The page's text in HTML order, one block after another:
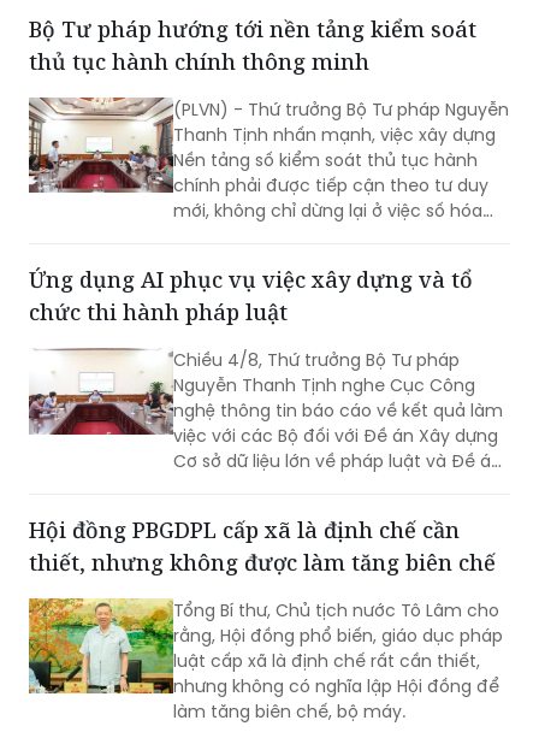
Bộ Tư pháp hướng tới nền tảng kiểm soát
thủ tục hành chính thông minh
(PLVN) - Thứ trưởng Bộ Tư pháp Nguyễn
Thanh Tịnh nhấn mạnh, việc xây dựng
Nền tảng số kiểm soát thủ tục hành
chính phải được tiếp cận theo tư duy
mới, không chỉ dừng lại ở việc số hóa
nghệ, mà phải hướng tới xây dựng một
nền tảng thực sự thông minh, chủ
gia tăng cho công tác quản lý nhà
nước.
Ứng dụng AI phục vụ việc xây dựng và tổ
chức thi hành pháp luật
Chiều 4/8, Thứ trưởng Bộ Tư pháp
Nguyễn Thanh Tịnh nghe Cục Công
nghệ thông tin báo cáo về kết quả làm
việc với các Bộ đối với Đề án Xây dựng
Cơ sở dữ liệu lớn về pháp luật và Đề án
trình Thủ tướng Chính phủ.
Hội đồng PBGDPL cấp xã là định chế cần
thiết, nhưng không được làm tăng biên chế
Tổng Bí thư, Chủ tịch nước Tô Lâm cho
rằng, Hội đồng phổ biến, giáo dục pháp
luật cấp xã là định chế rất cần thiết,
nhưng không có nghĩa lập Hội đồng để
làm tăng biên chế, bộ máy.